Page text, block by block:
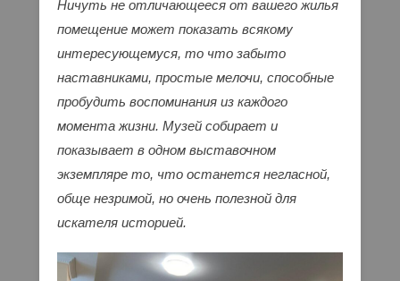
Ничуть не отличающееся от вашего жилья
помещение может показать всякому
интересующемуся, то что забыто
наставниками, простые мелочи, способные
пробудить воспоминания из каждого
момента жизни. Музей собирает и
показывает в одном выставочном
экземпляре то, что останется негласной,
обще незримой, но очень полезной для
искателя историей.